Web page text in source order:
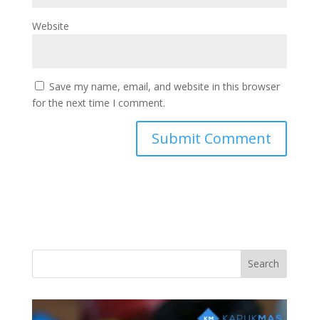
Website
Save my name, email, and website in this browser
for the next time I comment.